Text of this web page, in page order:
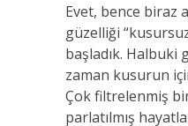
Evet, bence biraz
güzelliği
başladık. Halbuki
zaman kusurun
Çok filtrelenmiş
parlatılmış